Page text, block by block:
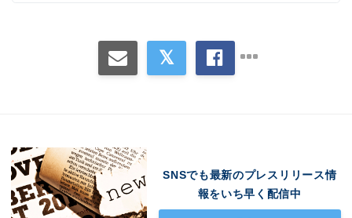
SNSでも最新のプレスリリース情
報をいち早く配信中